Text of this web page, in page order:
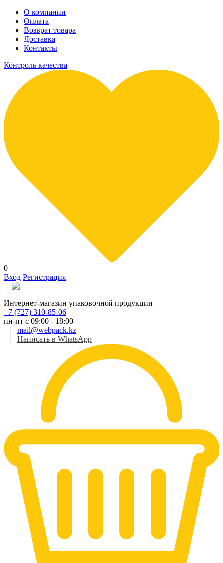
О компании
Оплата
Возврат товара
Доставка
Контакты
Контроль качества
0
Вход Регистрация
Интернет-магазин упаковочной продукции
+7 (727) 310-85-06
пн-пт с 09:00 - 18:00
mail@webpack.kz
Написать в WhatsApp